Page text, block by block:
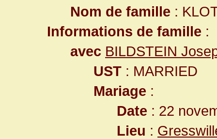
Nom de famille :
Informations de famille :
avec BILDSTEIN
UST : MARRIED
Mariage :
Date : 22
Lieu :